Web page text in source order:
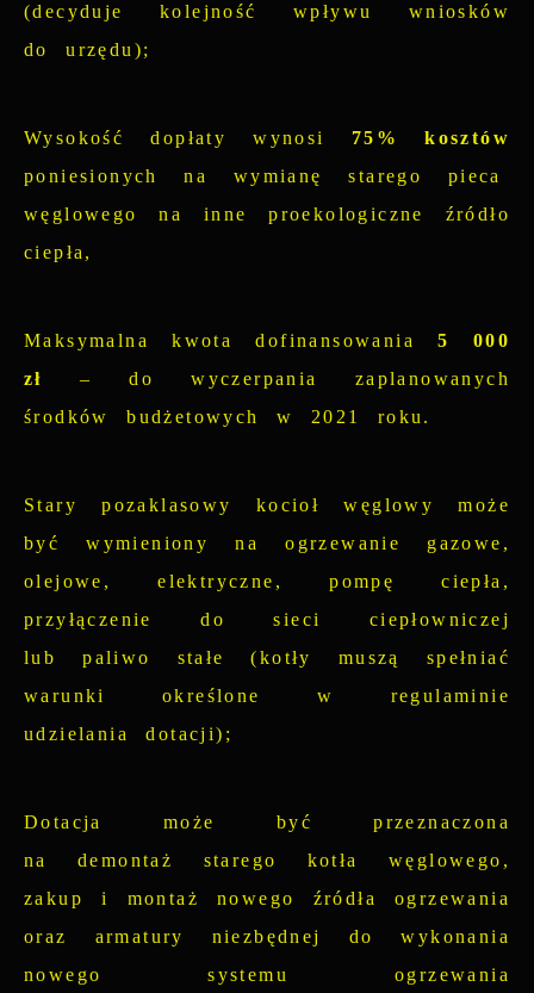
(decyduje kolejność wpływu wniosków
do urzędu);
Wysokość dopłaty wynosi 75% kosztów
poniesionych na wymianę starego pieca
węglowego na inne proekologiczne źródło
ciepła,
Maksymalna kwota dofinansowania5 000
zł
– do wyczerpania zaplanowanych
środków budżetowych w 2021 roku.
Stary pozaklasowy kocioł węglowy może
być wymieniony na ogrzewanie gazowe,
olejowe, elektryczne, pompę ciepła,
przyłączenie do sieci ciepłowniczej
lub paliwo stałe (kotły muszą spełniać
warunki określone w regulaminie
udzielania dotacji);
Dotacja może być przeznaczona
na demontaż starego kotła węglowego,
zakup i montaż nowego źródła ogrzewania
oraz armatury niezbędnej do wykonania
nowego systemu ogrzewania